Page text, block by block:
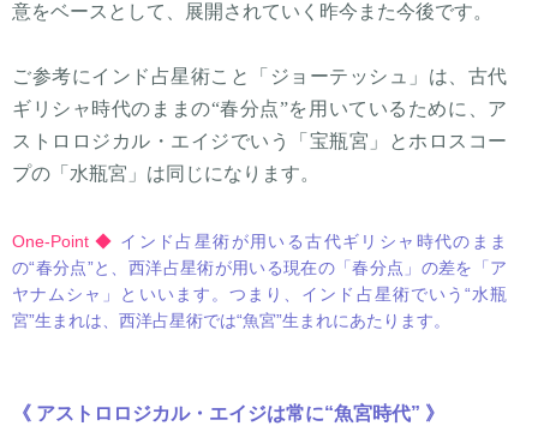
意をベースとして、展開されていく昨今また今後です。
ご参考にインド占星術こと「ジョーテッシュ」は、古代
ギリシャ時代のままの“春分点”を用いているために、ア
ストロロジカル・エイジでいう「宝瓶宮」とホロスコー
プの「水瓶宮」は同じになります。
One-Point ◆ インド占星術が用いる古代ギリシャ時代のまま
の“春分点”と、西洋占星術が用いる現在の「春分点」の差を「ア
ヤナムシャ」といいます。つまり、インド占星術でいう“水瓶
宮”生まれは、西洋占星術では“魚宮”生まれにあたります。
《 アストロロジカル・エイジは常に“魚宮時代” 》